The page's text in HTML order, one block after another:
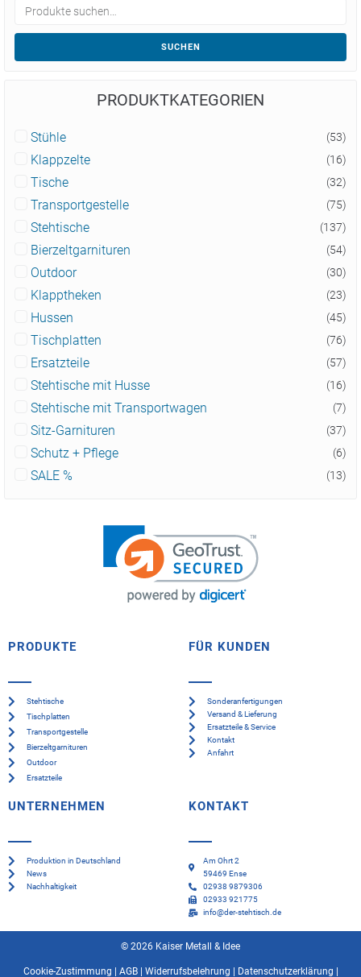
SUCHEN
PRODUKTKATEGORIEN
Stühle (53)
Klappzelte (16)
Tische (32)
Transportgestelle (75)
Stehtische (137)
Bierzeltgarnituren (54)
Outdoor (30)
Klapptheken (23)
Hussen (45)
Tischplatten (76)
Ersatzteile (57)
Stehtische mit Husse (16)
Stehtische mit Transportwagen (7)
Sitz-Garnituren (37)
Schutz + Pflege (6)
SALE % (13)
PRODUKTE
Stehtische
Tischplatten
Transportgestelle
Bierzeltgarnituren
Outdoor
Ersatzteile
FÜR KUNDEN
Sonderanfertigungen
Versand & Lieferung
Ersatzteile & Service
Kontakt
Anfahrt
UNTERNEHMEN
Produktion in Deutschland
News
Nachhaltigkeit
KONTAKT
Am Ohrt 2
59469 Ense
02938 9879306
02933 921775
info@der-stehtisch.de
© 2026 Kaiser Metall & Idee
Cookie-Zustimmung AGB| Widerrufsbelehrung Datenschutzerklärung